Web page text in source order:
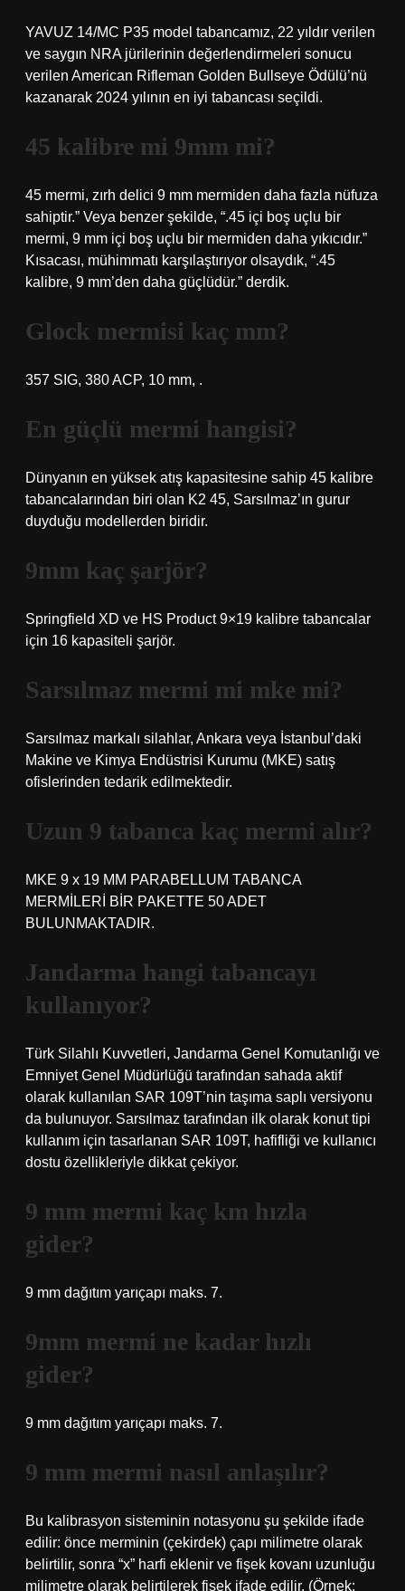
YAVUZ 14/MC P35 model tabancamız, 22 yıldır verilen
ve saygın NRA jürilerinin değerlendirmeleri sonucu
verilen American Rifleman Golden Bullseye Ödülü’nü
kazanarak 2024 yılının en iyi tabancası seçildi.
45 kalibre mi 9mm mi?
45 mermi, zırh delici 9 mm mermiden daha fazla nüfuza
sahiptir.” Veya benzer şekilde, “.45 içi boş uçlu bir
mermi, 9 mm içi boş uçlu bir mermiden daha yıkıcıdır.”
Kısacası, mühimmatı karşılaştırıyor olsaydık, “.45
kalibre, 9 mm’den daha güçlüdür.” derdik.
Glock mermisi kaç mm?
357 SIG, 380 ACP, 10 mm, .
En güçlü mermi hangisi?
Dünyanın en yüksek atış kapasitesine sahip 45 kalibre
tabancalarından biri olan K2 45, Sarsılmaz’ın gurur
duyduğu modellerden biridir.
9mm kaç şarjör?
Springfield XD ve HS Product 9×19 kalibre tabancalar
için 16 kapasiteli şarjör.
Sarsılmaz mermi mi mke mi?
Sarsılmaz markalı silahlar, Ankara veya İstanbul’daki
Makine ve Kimya Endüstrisi Kurumu (MKE) satış
ofislerinden tedarik edilmektedir.
Uzun 9 tabanca kaç mermi alır?
MKE 9 x 19 MM PARABELLUM TABANCA
MERMİLERİ BİR PAKETTE 50 ADET
BULUNMAKTADIR.
Jandarma hangi tabancayı
kullanıyor?
Türk Silahlı Kuvvetleri, Jandarma Genel Komutanlığı ve
Emniyet Genel Müdürlüğü tarafından sahada aktif
olarak kullanılan SAR 109T’nin taşıma saplı versiyonu
da bulunuyor. Sarsılmaz tarafından ilk olarak konut tipi
kullanım için tasarlanan SAR 109T, hafifliği ve kullanıcı
dostu özellikleriyle dikkat çekiyor.
9 mm mermi kaç km hızla
gider?
9 mm dağıtım yarıçapı maks. 7.
9mm mermi ne kadar hızlı
gider?
9 mm dağıtım yarıçapı maks. 7.
9 mm mermi nasıl anlaşılır?
Bu kalibrasyon sisteminin notasyonu şu şekilde ifade
edilir: önce merminin (çekirdek) çapı milimetre olarak
belirtilir, sonra “x” harfi eklenir ve fişek kovanı uzunluğu
milimetre olarak belirtilerek fişek ifade edilir. (Örnek: